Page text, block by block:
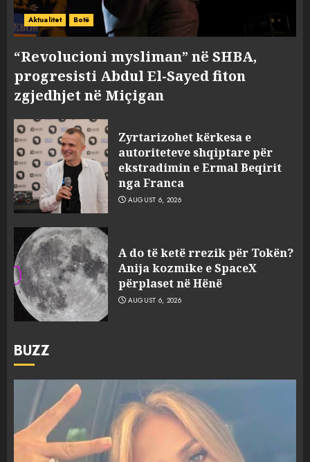
Aktualitet Botë
“Revolucioni mysliman” në SHBA,
progresisti Abdul El-Sayed fiton
zgjedhjet në Miçigan
Zyrtarizohet kërkesa e
autoriteteve shqiptare për
ekstradimin e Ermal Beqirit
nga Franca
AUGUST 6, 2026
A do të ketë rrezik për Tokën?
Anija kozmike e SpaceX
përplaset në Hënë
AUGUST 6, 2026
BUZZ